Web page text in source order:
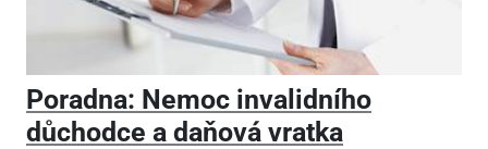
Poradna: Nemoc invalidního
důchodce a daňová vratka